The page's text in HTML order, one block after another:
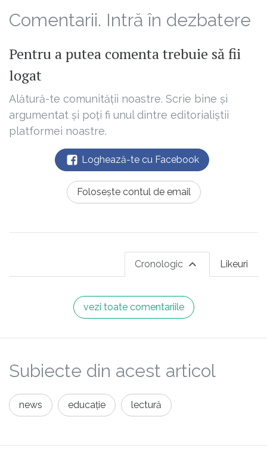
Comentarii. Intră în dezbatere
Pentru a putea comenta trebuie să fii
logat
Alătură-te comunității noastre. Scrie bine și
argumentat și poți fi unul dintre editorialiștii
platformei noastre.
Loghează-te cu Facebook
Folosește contul de email
Likeuri
Cronologic
vezi toate comentariile
Subiecte din acest articol
news educație lectură